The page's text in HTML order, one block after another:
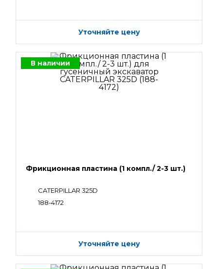
Уточняйте цену
В наличии
Фрикционная пластина (1 компл./ 2-3 шт.)
CATERPILLAR 325D
188-4172
Уточняйте цену